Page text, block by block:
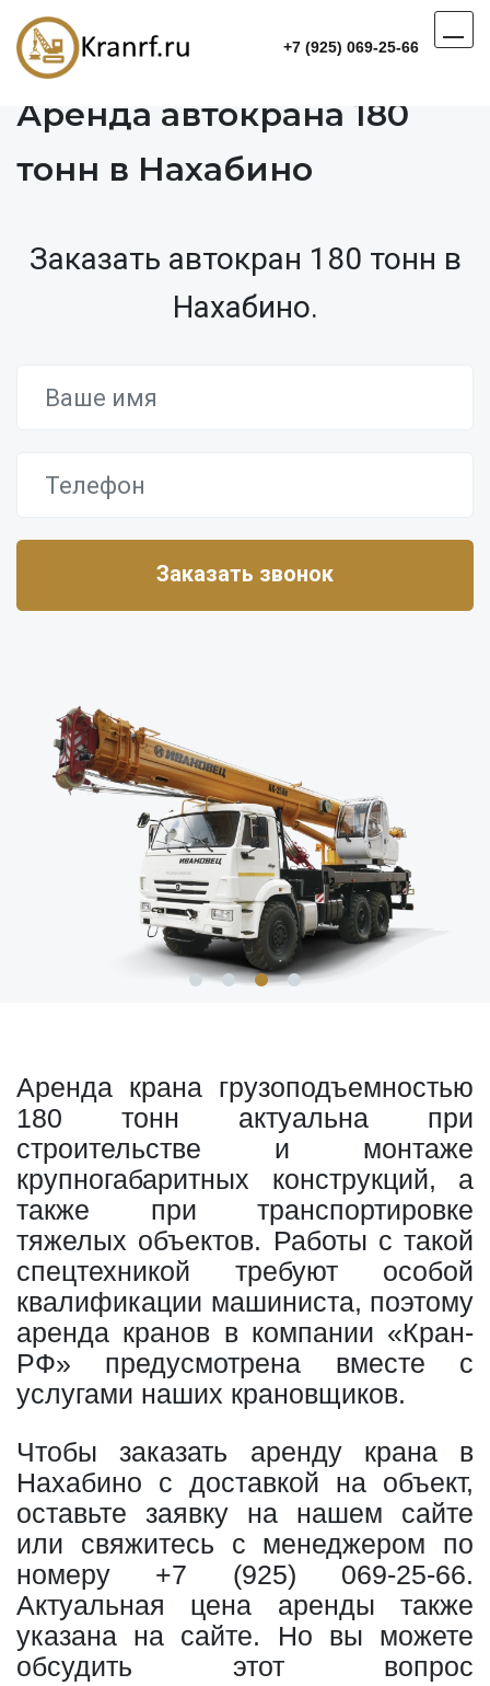
+7 (925) 069-25-66
Аренда автокрана 180
тонн в Нахабино
Заказать автокран 180 тонн в
Нахабино.
Аренда крана грузоподъемностью
180 тонн актуальна при
строительстве и монтаже
крупногабаритных конструкций, а
также при транспортировке
тяжелых объектов. Работы с такой
спецтехникой требуют особой
квалификации машиниста, поэтому
аренда кранов в компании «Кран-
РФ» предусмотрена вместе с
услугами наших крановщиков.
Чтобы заказать аренду крана в
Нахабино с доставкой на объект,
оставьте заявку на нашем сайте
или свяжитесь с менеджером по
номеру +7 (925) 069-25-66.
Актуальная цена аренды также
указана на сайте. Но вы можете
обсудить этот вопрос